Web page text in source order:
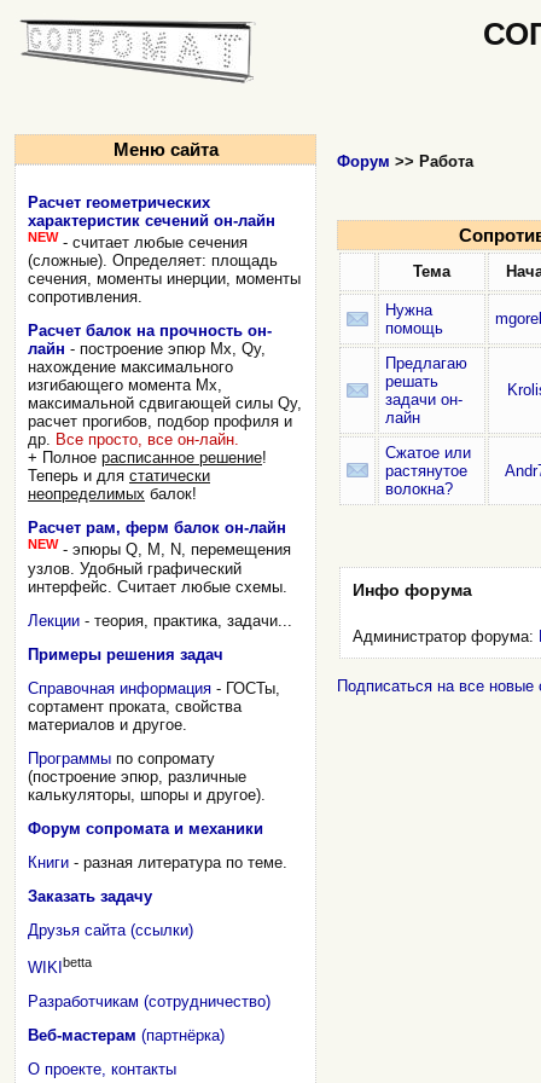
Меню сайта
Расчет геометрических
характеристик сечений он-лайн
NEW - считает любые сечения
(сложные). Определяет: площадь
сечения, моменты инерции, моменты
сопротивления.
Расчет балок на прочность он-
лайн - построение эпюр Mx, Qy,
нахождение максимального
изгибающего момента Mx,
максимальной сдвигающей силы Qy,
расчет прогибов, подбор профиля и
др. Все просто, все он-лайн.
+ Полное расписанное решение!
Теперь и для статически
неопределимых балок!
Расчет рам, ферм балок он-лайн
NEW - эпюры Q, M, N, перемещения
узлов. Удобный графический
интерфейс. Считает любые схемы.
Лекции - теория, практика, задачи...
Примеры решения задач
Справочная информация - ГОСТы,
сортамент проката, свойства
материалов и другое.
Программы по сопромату
(построение эпюр, различные
калькуляторы, шпоры и другое).
Форум сопромата и механики
Книги - разная литература по теме.
Заказать задачу
Друзья сайта (ссылки)
WIKI betta
Разработчикам (сотрудничество)
Веб-мастерам (партнёрка)
О проекте, контакты
Форум >> Работа
Тема
Нужна
помощь
Предлагаю
решать
задачи он-
лайн
Сжатое или
растянутое
волокна?
Инфо форума
Администратор форума:
Подписаться на все